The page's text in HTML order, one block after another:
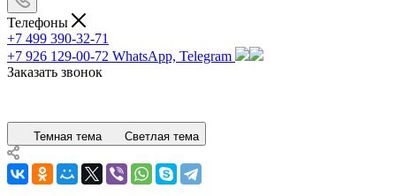
Телефоны
+7 499 390-32-71
+7 926 129-00-72 WhatsApp, Telegram
Заказать звонок
Темная тема Светлая тема